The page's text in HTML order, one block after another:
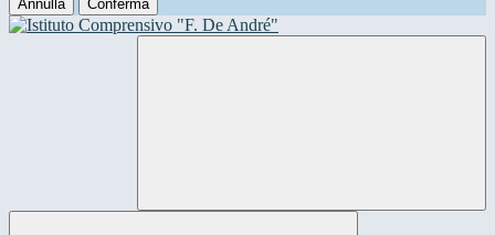
Annulla Conferma